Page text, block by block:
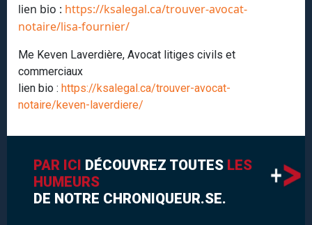
lien bio : https://ksalegal.ca/trouver-avocat-
notaire/lisa-fournier/
Me Keven Laverdière, Avocat litiges civils et
commerciaux
lien bio : https://ksalegal.ca/trouver-avocat-
notaire/keven-laverdiere/
PAR ICI DÉCOUVREZ TOUTES LES
HUMEURS
DE NOTRE CHRONIQUEUR.SE.